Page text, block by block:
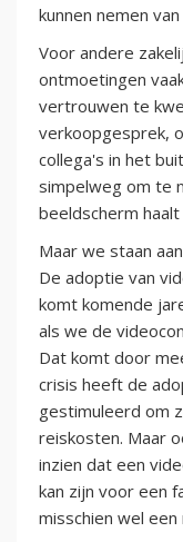
kunnen nemen
Voor andere
ontmoetingen
vertrouwen te
verkoopgesprek,
collega's in het
simpelweg om te
beeldscherm
Maar we staan
De adoptie van
komt komende
als we de
Dat komt door
crisis heeft de
gestimuleerd om
reiskosten. Maar
inzien dat een
kan zijn voor een
misschien wel een